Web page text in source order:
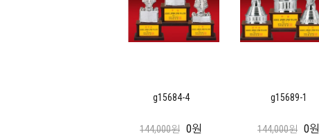
g15684-4
144,000원 0원
g15689-1
144,000원 0원